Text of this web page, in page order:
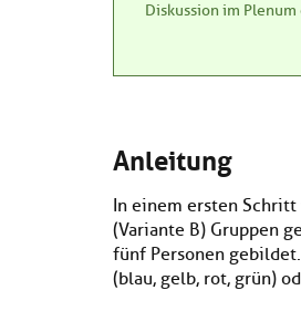
Diskussion im
Anleitung
In einem ersten
(Variante B) Gruppen
fünf Personen
(blau, gelb, rot, grün)